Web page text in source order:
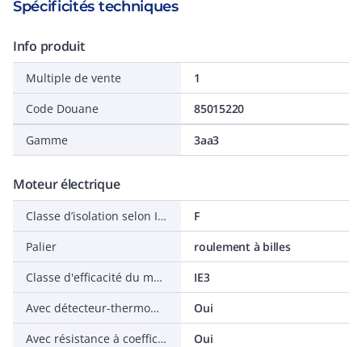
Spécificités techniques
Info produit
Multiple de vente
1
Code Douane
85015220
Gamme 3aa3
Moteur électrique
Classe d’isolation selon IEC
F
Palier
roulement à billes
Classe d'efficacité du moteur
IE3
Avec détecteur-thermomètre à résistance (RTD)
Oui
Avec résistance à coefficient de température positif
Oui